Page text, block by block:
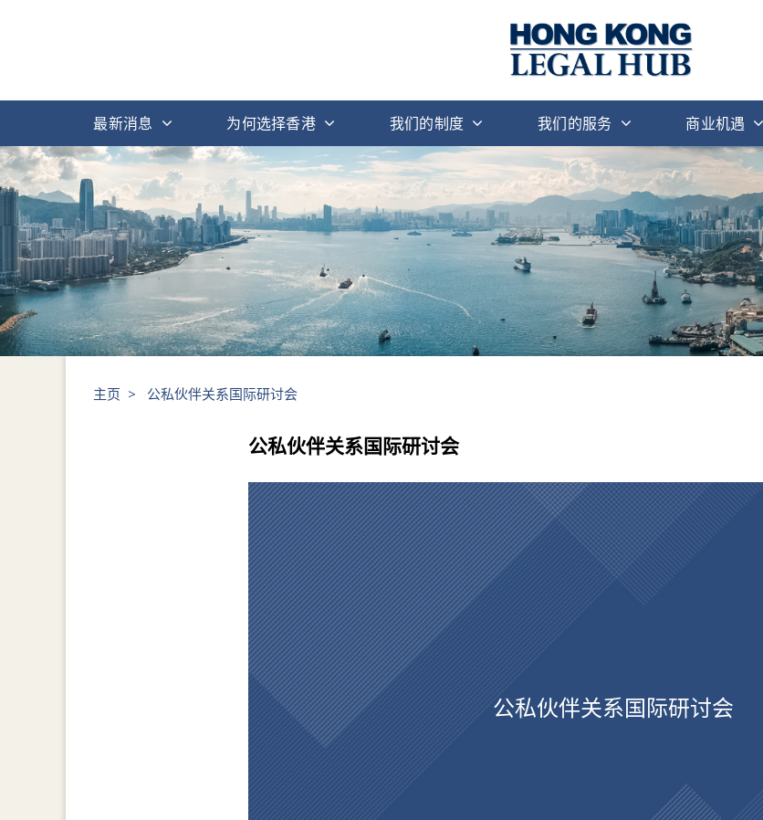
最新消息 为何选择香港 我们的制度 我们的服务 商业机遇
主页 > 公私伙伴关系国际研讨会
公私伙伴关系国际研讨会
公私伙伴关系国际研讨会